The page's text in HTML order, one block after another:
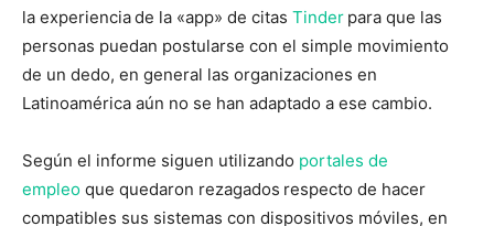
la experienciade la «app» de citas Tinder para que las
personas puedan postularse con el simple movimiento
de un dedo, en general las organizaciones en
Latinoamérica aún no se han adaptado a ese cambio.
Según el informe siguen utilizando portales de
empleo que quedaron rezagados respecto de hacer
compatibles sus sistemas con dispositivos móviles, en